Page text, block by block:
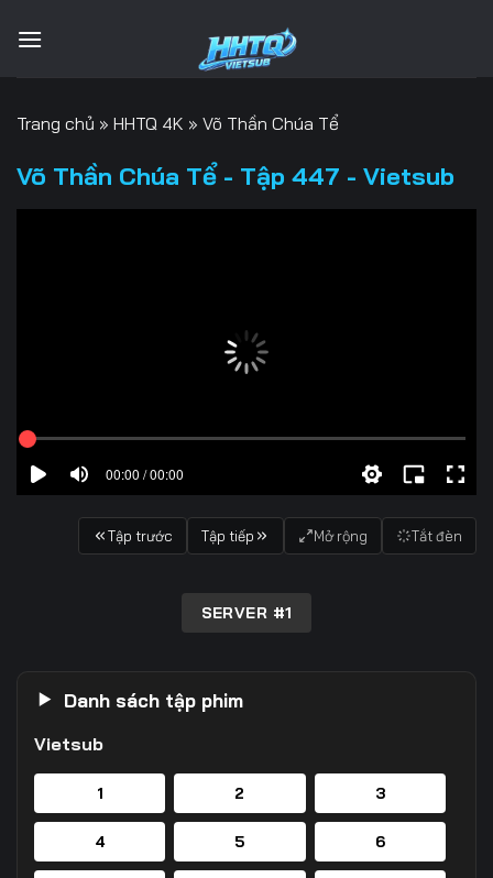
qua
Trang chủ » HHTQ 4K » Võ Thần Chúa Tể
Võ Thần Chúa Tể - Tập 447 - Vietsub
00:00 / 00:00
Tập trước Tập tiếp Mở rộng Tắt đèn
SERVER #1
Danh sách tập phim
Vietsub
1 2 3
4 5 6